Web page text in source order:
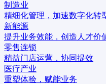
制造业
精细化管理，加速数字化转
新能源
提升业务效能，创造人才价
零售连锁
精益门店运营，协同提效
医疗产业
重塑体验，赋能业务